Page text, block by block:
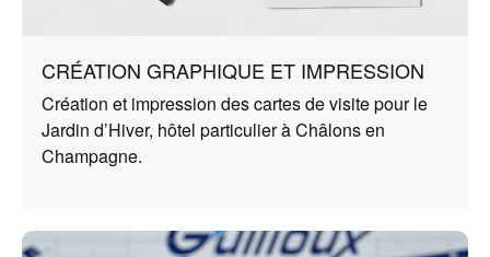
CRÉATION GRAPHIQUE ET IMPRESSION
Création et impression des cartes de visite pour le
Jardin d’Hiver, hôtel particulier à Châlons en
Champagne.